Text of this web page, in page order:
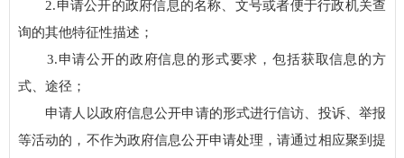
2.申请公开的政府信息的名称、文号或者便于行政机关查
询的其他特征性描述；
3.申请公开的政府信息的形式要求，包括获取信息的方
式、途径；
申请人以政府信息公开申请的形式进行信访、投诉、举报
等活动的，不作为政府信息公开申请处理，请通过相应聚到提